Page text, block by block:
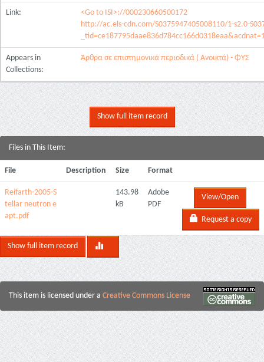
Link:
<Go to ISI>://000230660500172
http://ac.els-cdn.com/S0375947405008110/1-s2.0-
Appears in
Collections:
Άρθρα σε επιστημονικά περιοδικά ( Ανοικτά) - ΦΥΣ
Show full item record
Files in This Item:
File Description Size Format
Reifarth-2005-S
tellar neutron e
apt.pdf
143.98
kB
Adobe
PDF
View/Open
Request a copy
Show full item record
This item is licensed under a Creative Commons License